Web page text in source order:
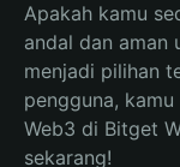
Apakah kamu
andal dan aman
menjadi pilihan
pengguna,
Web3 di Bitget
sekarang!